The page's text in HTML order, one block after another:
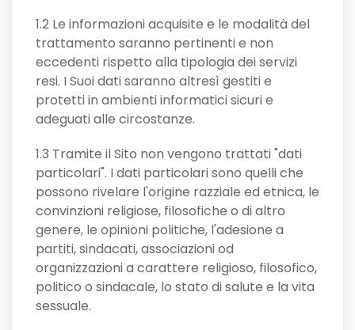
1.2 Le informazioni acquisite e le modalità del
trattamento saranno pertinenti e non
eccedenti rispetto alla tipologia dei servizi
resi. I Suoi dati saranno altresì gestiti e
protetti in ambienti informatici sicuri e
adeguati alle circostanze.
1.3 Tramite il Sito non vengono trattati "dati
particolari". I dati particolari sono quelli che
possono rivelare l'origine razziale ed etnica, le
convinzioni religiose, filosofiche o di altro
genere, le opinioni politiche, l'adesione a
partiti, sindacati, associazioni od
organizzazioni a carattere religioso, filosofico,
politico o sindacale, lo stato di salute e la vita
sessuale.